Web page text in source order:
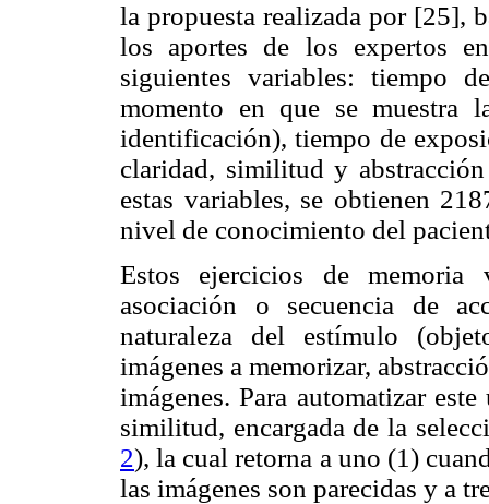
la propuesta realizada por [25],
los aportes de los expertos
siguientes variables: tiempo
momento en que se muestra
identificación), tiempo de
claridad, similitud y
estas variables, se obtienen
nivel de conocimiento del
Estos ejercicios de memoria
asociación o secuencia de
naturaleza del estímulo
imágenes a memorizar,
imágenes. Para automatizar
similitud, encargada de la
2), la cual retorna a uno (1)
las imágenes son parecidas y a